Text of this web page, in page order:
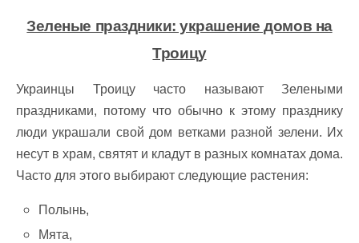
Зеленые праздники: украшение домов на
Троицу
Украинцы Троицу часто называют Зелеными
праздниками, потому что обычно к этому празднику
люди украшали свой дом ветками разной зелени. Их
несут в храм, святят и кладут в разных комнатах дома.
Часто для этого выбирают следующие растения:
Полынь,
Мята,